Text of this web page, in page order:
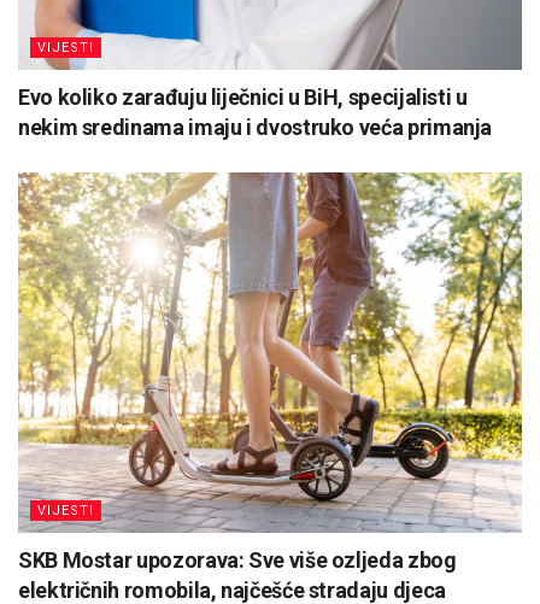
VIJESTI
Evo koliko zarađuju liječnici u BiH, specijalisti u
nekim sredinama imaju i dvostruko veća primanja
VIJESTI
SKB Mostar upozorava: Sve više ozljeda zbog
električnih romobila, najčešće stradaju djeca